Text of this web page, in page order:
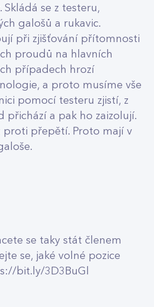
se z testeru,
galošů a rukavic.
při zjišťování přítomnosti
proudů na hlavních
případech hrozí
a proto musíme vše
pomocí testeru zjistí, z
přichází a pak ho zaizolují.
proti přepětí. Proto mají v
se taky stát členem
se, jaké volné pozice
bit.ly/3D3BuGl